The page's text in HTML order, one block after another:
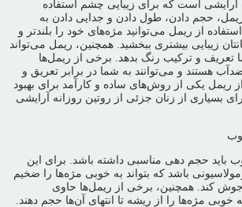
است که برای زیبایی چشم استفاده
حجم دادن، طول دادن و جدایی دادن به
از ریمل می‌توانید مژه‌های خود را بلندتر و
زیبایی بیشتری ببخشید. همچنین، ریمل می‌تواند
و ترکیب رنگ بدهد. برخی از ریمل‌ها
هستند و می‌توانند به شما در برابر تعریق و
ریمل یکی از روش‌های ساده و کارآمد برای بهبود
بسیاری از زنان جزئی از روتین روزانه آرایشی
حجم دهی مناسبی داشته باشد. برای این
باشد که بتواند به خوبی مژه‌ها را ضخیم
کند. همچنین، برخی از ریمل‌ها حاوی
خوبی مژه‌ها را از ریشه تا انتهای آن‌ها حجم دهند.